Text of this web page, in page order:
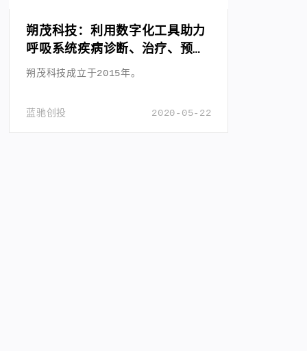
朔茂科技：利用数字化工具助力
呼吸系统疾病诊断、治疗、预后
全流程
朔茂科技成立于2015年。
2020-05-22
蓝驰创投